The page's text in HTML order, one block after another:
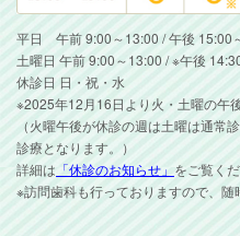
平日 午前 9:00～13:00 / 午後 15:00
土曜日 午前 9:00～13:00 / ※午後
休診日 日・祝・水
※2025年12月16日より火・土曜の午
（火曜午後が休診の週は土曜は通常
診療となります。）
詳細は 「休診のお知らせ」 をご覧くだ
※訪問歯科も行っておりますので、随